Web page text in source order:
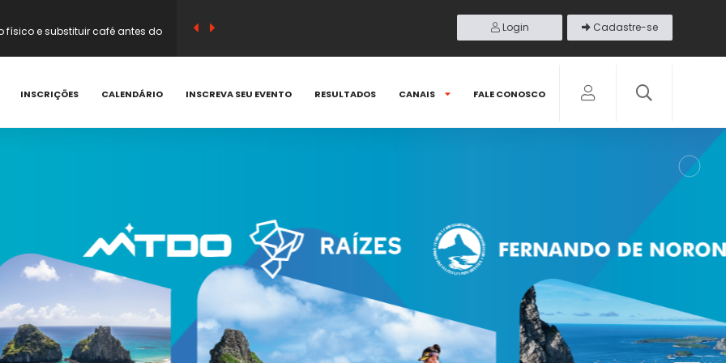
físico e substituir café antes do Login Cadastre-se
INSCRIÇÕES CALENDÁRIO INSCREVA SEU EVENTO RESULTADOS CANAIS FALE CONOSCO